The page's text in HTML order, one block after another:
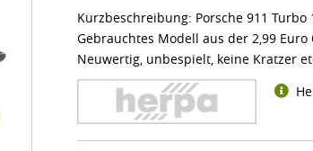
Kurzbeschreibung: Porsche 911 Turbo
Gebrauchtes Modell aus der 2,99
Neuwertig, unbespielt, keine Kratzer